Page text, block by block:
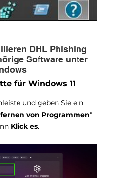
DHL Phishing
Software unter
für Windows 11
und geben Sie ein
von Programmen"
Klick es.